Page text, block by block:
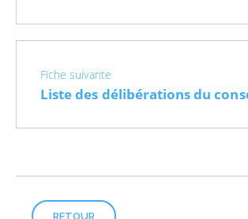
Fiche suivante
RETOUR